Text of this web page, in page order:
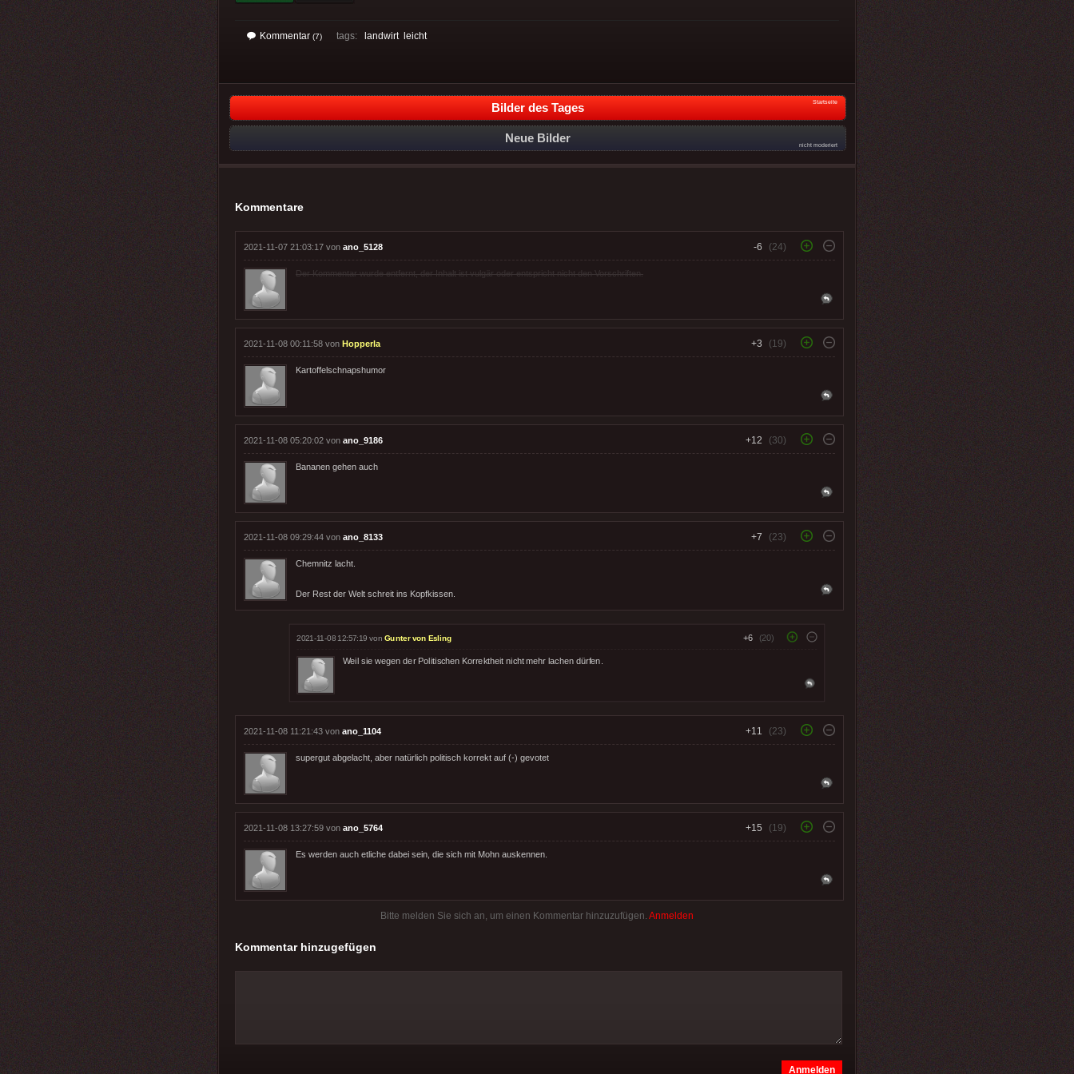
Kommentar (7) tags: landwirt leicht
Bilder des Tages Startseite
Neue Bilder
nicht moderiert
Kommentare
2021-11-07 21:03:17 von ano_5128 -6 (24)
Der Kommentar wurde entfernt, der Inhalt ist vulgär oder entspricht nicht den Vorschriften.
2021-11-08 00:11:58 von Hopperla +3 (19)
Kartoffelschnapshumor
2021-11-08 05:20:02 von ano_9186 +12 (30)
Bananen gehen auch
2021-11-08 09:29:44 von ano_8133 +7 (23)
Chemnitz lacht.
Der Rest der Welt schreit ins Kopfkissen.
2021-11-08 12:57:19 von Gunter von Esling +6 (20)
Weil sie wegen der Politischen Korrektheit nicht mehr lachen dürfen.
2021-11-08 11:21:43 von ano_1104 +11 (23)
supergut abgelacht, aber natürlich politisch korrekt auf (-) gevotet
2021-11-08 13:27:59 von ano_5764 +15 (19)
Es werden auch etliche dabei sein, die sich mit Mohn auskennen.
Bitte melden Sie sich an, um einen Kommentar hinzuzufügen. Anmelden
Kommentar hinzugefügen